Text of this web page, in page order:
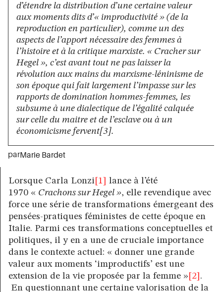
d’étendre la distribution d’une certaine valeur
aux moments dits d’« improductivité » (de la
reproduction en particulier), comme un des
aspects de l’apport nécessaire des femmes à
l’histoire et à la critique marxiste. « Cracher sur
Hegel », c’est avant tout ne pas laisser la
révolution aux mains du marxisme-léninisme de
son époque qui fait largement l’impasse sur les
rapports de domination hommes-femmes, les
subsume à une dialectique de l’égalité calquée
sur celle du maitre et de l’esclave ou à un
économicisme fervent[3].
parMarie Bardet
Lorsque Carla Lonzi[1] lance à l’été
1970 « Crachons sur Hegel », elle revendique avec
force une série de transformations émergeant des
pensées-pratiques féministes de cette époque en
Italie. Parmi ces transformations conceptuelles et
politiques, il y en a une de cruciale importance
dans le contexte actuel: « donner une grande
valeur aux moments ‘improductifs’ est une
extension de la vie proposée par la femme »[2] .
En questionnant une certaine valorisation de la